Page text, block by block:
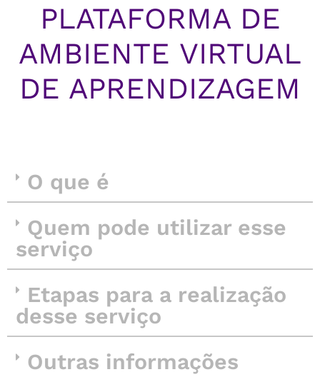
PLATAFORMA DE
AMBIENTE VIRTUAL
DE APRENDIZAGEM
O que é
Quem pode utilizar esse
serviço
Etapas para a realização
desse serviço
Outras informações